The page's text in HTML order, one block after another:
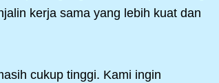
kerja sama yang lebih kuat dan
cukup tinggi. Kami ingin